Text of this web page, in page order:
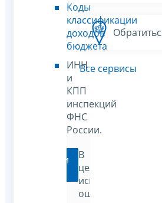
Коды
классификации
доходов
бюджета
ИНН
и
КПП
инспекций
ФНС
России.
Перейти
В
целях
исключения
ошибок
Все сервисы